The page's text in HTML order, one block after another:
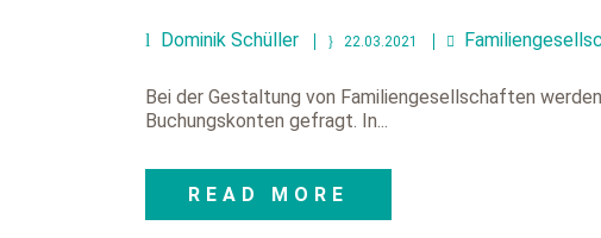
Dominik Schüller 22.03.2021
Bei der Gestaltung von Familiengesellschaften
Buchungskonten gefragt. In...
READ MORE